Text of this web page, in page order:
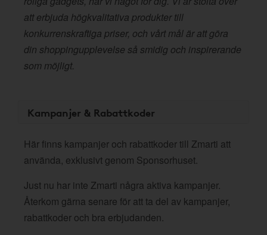
att erbjuda högkvalitativa produkter till
konkurrenskraftiga priser, och vårt mål är att göra
din shoppingupplevelse så smidig och inspirerande
som möjligt.
Kampanjer & Rabattkoder
Här finns kampanjer och rabattkoder till Zmarti att
använda, exklusivt genom Sponsorhuset.
Just nu har inte Zmarti några aktiva kampanjer.
Återkom gärna senare för att ta del av kampanjer,
rabattkoder och bra erbjudanden.